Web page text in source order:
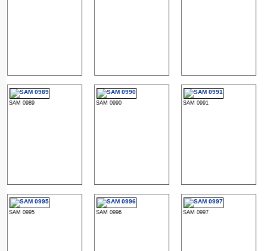
SAM 0989 SAM 0990 SAM 0991
SAM 0995 SAM 0996 SAM 0997